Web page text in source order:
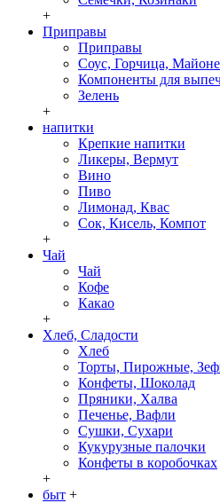
+
Приправы
Приправы
Соус, Горчица,
Компоненты для
Зелень
+
напитки
Крепкие напитки
Ликеры, Вермут
Вино
Пиво
Лимонад, Квас
Сок, Кисель, Компот
+
Чай
Чай
Кофе
Какао
+
Хлеб, Сладости
Хлеб
Торты, Пирожные,
Конфеты, Шоколад
Пряники, Халва
Печенье, Вафли
Сушки, Сухари
Кукурузные палочки
Конфеты в кoробочках
+
быт +